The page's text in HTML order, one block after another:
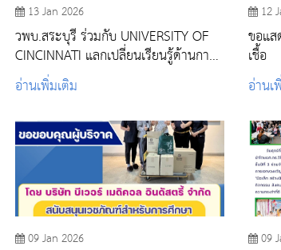
13 Jan 2026
วพบ.สระบุรี ร่วมกับ UNIVERSITY OF
CINCINNATI แลกเปลี่ยนเรียนรู้ด้านการ
พยาบาล พร้อมให้บริการวิชาการแก่
ชุมชน
อ่านเพิ่มเติม
12
ขอแ
เชื้อ
อ่านเ
09 Jan 2026 09